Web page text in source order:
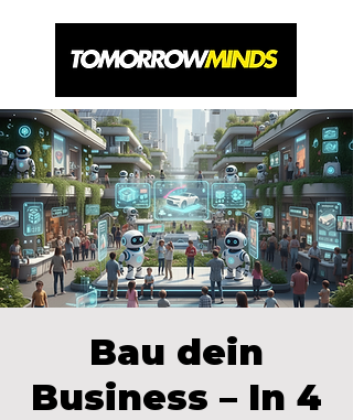
Bau dein
Business – In 4